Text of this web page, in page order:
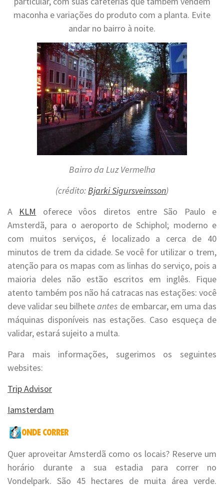
maconha e variações do produto com a planta. Evite
andar no bairro à noite.
Bairro da Luz Vermelha
(crédito:Bjarki Sigursveinsson)
A KLM
oferece vôos diretos entre São Paulo e
Amsterdã, para o aeroporto de Schiphol; moderno e
com muitos serviços, é localizado a cerca de 40
minutos de trem da cidade. Se você for utilizar o trem,
atenção para os mapas com as linhas do serviço, pois a
maioria deles não estão escritos em inglês. Fique
atento também pos não há catracas nas estações: você
deve validar seu bilheteantes de embarcar, em uma das
máquinas disponíveis nas estações. Caso esqueça de
validar, estará sujeito a multa.
Para mais informações, sugerimos os seguintes
websites:
Trip Advisor
Iamsterdam
Quer aproveitar Amsterdã como os locais? Reserve um
horário durante a sua estadia para correr no
Vondelpark. São 45 hectares de muita área verde.